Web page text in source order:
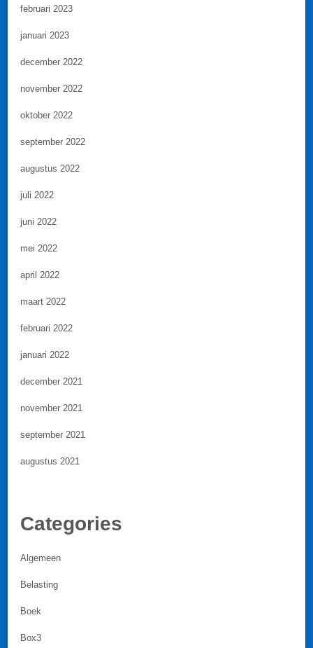
februari 2023
januari 2023
december 2022
november 2022
oktober 2022
september 2022
augustus 2022
juli 2022
juni 2022
mei 2022
april 2022
maart 2022
februari 2022
januari 2022
december 2021
november 2021
september 2021
augustus 2021
Categories
Algemeen
Belasting
Boek
Box3